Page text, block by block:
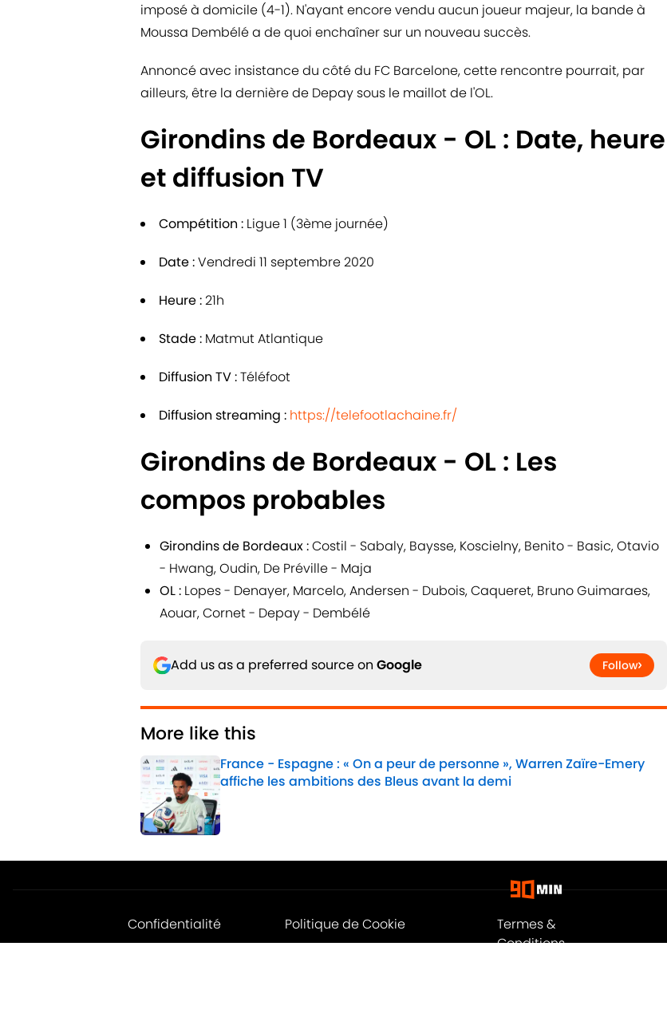
imposé à domicile (4-1). N'ayant encore vendu aucun joueur majeur, la bande à
Moussa Dembélé a de quoi enchaîner sur un nouveau succès.
Annoncé avec insistance du côté du FC Barcelone, cette rencontre pourrait, par
ailleurs, être la dernière de Depay sous le maillot de l'OL.
Girondins de Bordeaux - OL : Date, heure
et diffusion TV
Compétition : Ligue 1 (3ème journée)
Date :Vendredi 11 septembre 2020
Heure :21h
Stade : Matmut Atlantique
Diffusion TV :Téléfoot
Diffusion streaming : https://telefootlachaine.fr/
Girondins de Bordeaux - OL : Les
compos probables
Girondins de Bordeaux :Costil - Sabaly, Baysse, Koscielny, Benito - Basic, Otavio
- Hwang, Oudin, De Préville - Maja
OL : Lopes - Denayer, Marcelo, Andersen - Dubois, Caqueret, Bruno Guimaraes,
Aouar, Cornet - Depay - Dembélé
Add us as a preferred source on Google Follow
More like this
France - Espagne : « On a peur de personne », Warren Zaïre-Emery
affiche les ambitions des Bleus avant la demi
Confidentialité Politique de Cookie
Termes &
Conditions